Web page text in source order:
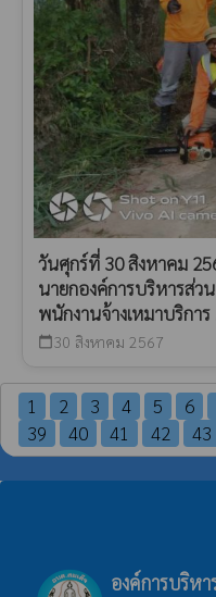
วันศุกร์ที่ 30 สิงหาคม
นายกองค์การบริหารส่ว
พนักงานจ้างเหมาบริการ
calendar_today 30 สิงหาคม 2567
1 2 3 4 5 6
39
40 41 42 43
องค์การบริห